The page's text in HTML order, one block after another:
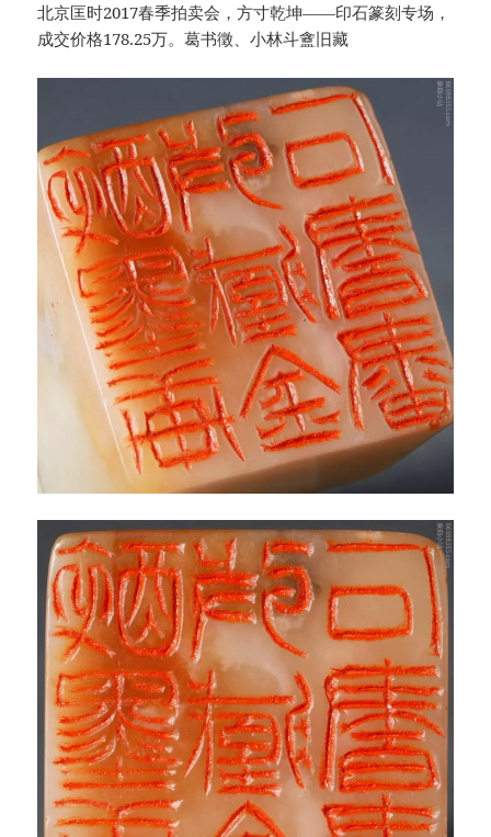
北京匡时2017春季拍卖会，方寸乾坤——印石篆刻专场，
成交价格178.25万。葛书徵、小林斗盦旧藏